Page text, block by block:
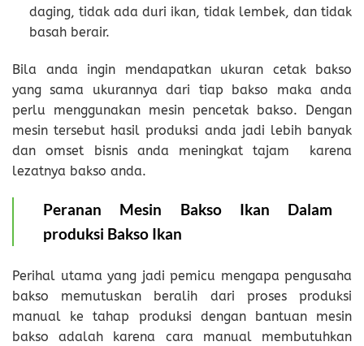
daging, tidak ada duri ikan, tidak lembek, dan tidak
basah berair.
Bila anda ingin mendapatkan ukuran cetak bakso
yang sama ukurannya dari tiap bakso maka anda
perlu menggunakan mesin pencetak bakso. Dengan
mesin tersebut hasil produksi anda jadi lebih banyak
dan omset bisnis anda meningkat tajam karena
lezatnya bakso anda.
Peranan Mesin Bakso Ikan Dalam
produksi Bakso Ikan
Perihal utama yang jadi pemicu mengapa pengusaha
bakso memutuskan beralih dari proses produksi
manual ke tahap produksi dengan bantuan mesin
bakso adalah karena cara manual membutuhkan